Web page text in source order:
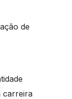
de
carreira